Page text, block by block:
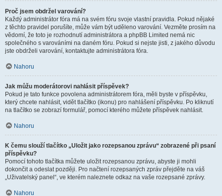
Proč jsem obdržel varování?
Každý administrátor fóra má na svém fóru svoje vlastní pravidla. Pokud nějaké
z těchto pravidel porušíte, může vám být uděleno varování. Vezměte prosím na
vědomí, že toto je rozhodnutí administrátora a phpBB Limited nemá nic
společného s varováními na daném fóru. Pokud si nejste jisti, z jakého důvodu
jste obdrželi varování, kontaktujte administrátora fóra.
Nahoru
Jak můžu moderátorovi nahlásit příspěvek?
Pokud je tato funkce povolena administrátorem fóra, měli byste v příspěvku,
který chcete nahlásit, vidět tlačítko (ikonu) pro nahlášení příspěvku. Po kliknutí
na tlačítko se zobrazí formulář, pomocí kterého můžete příspěvek nahlásit.
Nahoru
K čemu slouží tlačítko „Uložit jako rozepsanou zprávu“ zobrazené při psaní
příspěvku?
Pomocí tohoto tlačítka můžete uložit rozepsanou zprávu, abyste ji mohli
dokončit a odeslat později. Pro načtení rozepsaných zpráv přejděte na váš
„Uživatelský panel“, ve kterém naleznete odkaz na vaše rozepsané zprávy.
Nahoru